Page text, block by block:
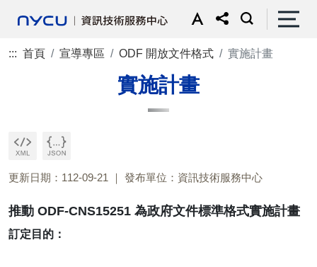
::: 首頁 宣導專區 ODF 開放文件格式 實施計畫
實施計畫
更新日期：112-09-21 發布單位：資訊技術服務中心
推動 ODF-CNS15251 為政府文件標準格式實施計畫
訂定目的：